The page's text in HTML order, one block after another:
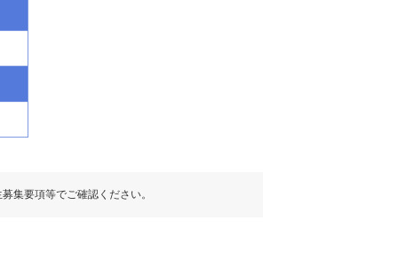
集要項等でご確認ください。